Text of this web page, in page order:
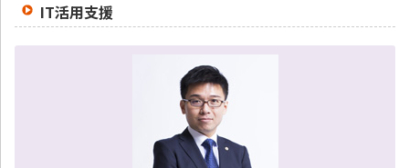
IT活用支援